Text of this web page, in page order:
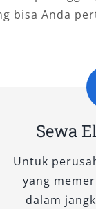
bisa Anda
Sewa
Untuk
yang
dalam